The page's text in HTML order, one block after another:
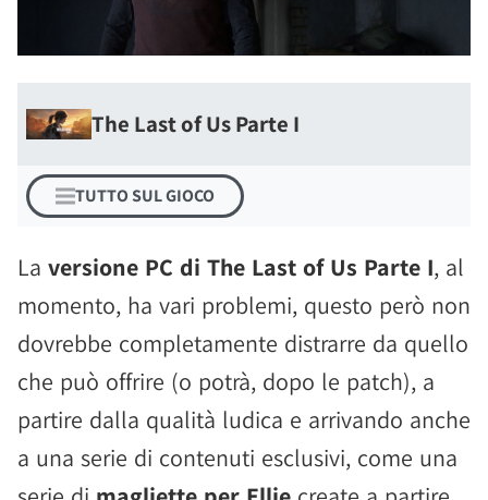
The Last of Us Parte I
TUTTO SUL GIOCO
La versione PC di The Last of Us Parte I, al
momento, ha vari problemi, questo però non
dovrebbe completamente distrarre da quello
che può offrire (o potrà, dopo le patch), a
partire dalla qualità ludica e arrivando anche
a una serie di contenuti esclusivi, come una